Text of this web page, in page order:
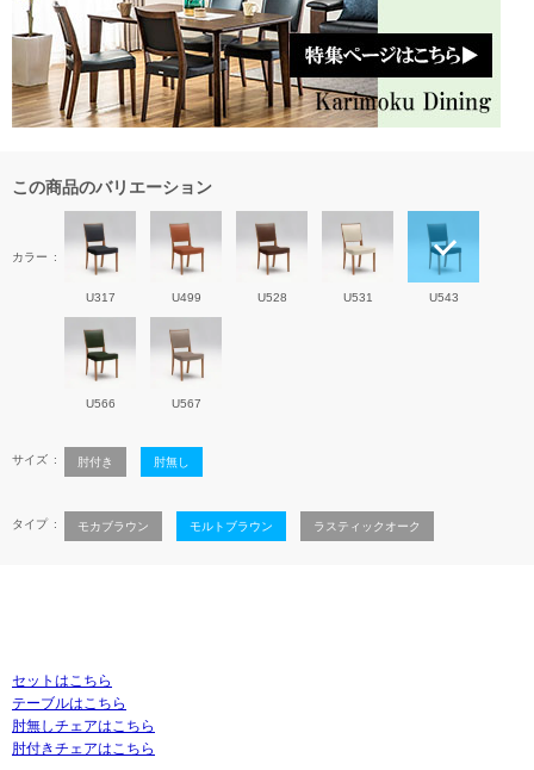
この商品のバリエーション
カラー
U317 U499 U528 U531 U543
U566 U567
サイズ 肘付き 肘無し
タイプ モカブラウン モルトブラウン ラスティックオーク
セットはこちら
テーブルはこちら
肘無しチェアはこちら
肘付きチェアはこちら